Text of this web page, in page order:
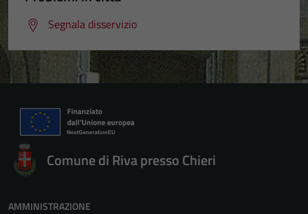
Segnala disservizio
Comune di Riva presso Chieri
AMMINISTRAZIONE